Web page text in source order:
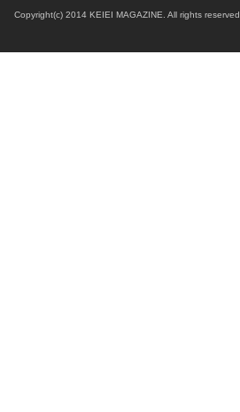
Copyright(c) 2014 KEIEI MAGAZINE. All rights reserved.